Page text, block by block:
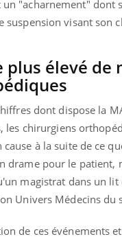
un "acharnement" dont
suspension visant son
plus élevé de
dont dispose la
les chirurgiens
cause à la suite de ce
drame pour le patient,
magistrat dans un lit
Univers Médecins du
de ces événements